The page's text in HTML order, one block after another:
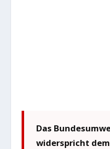
Das
widerspricht